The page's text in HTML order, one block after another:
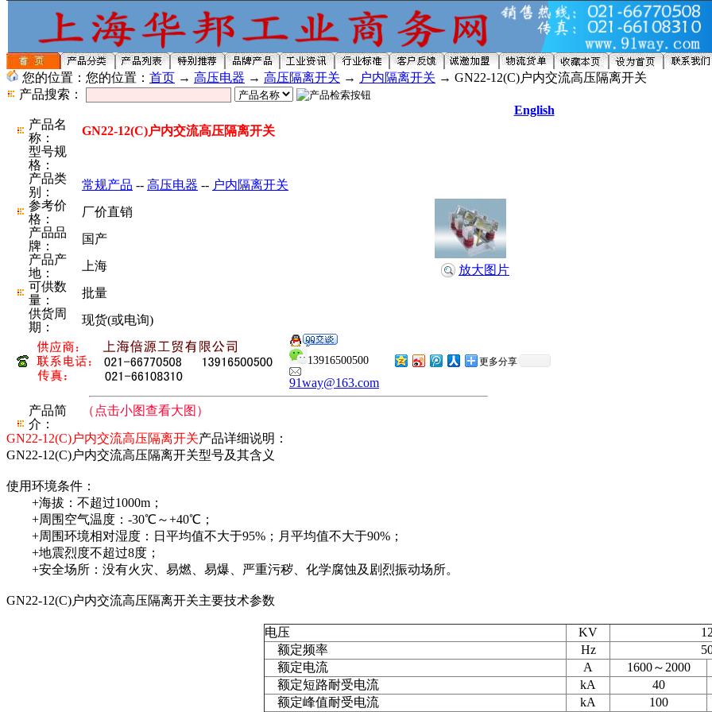
您的位置：您的位置： 首页 → 高压电器 → 高压隔离开关 → 户内隔离开关 → GN22-12(C)户内交流高压隔离开关
产品搜索：
English
产品名
称：
GN22-12(C)户内交流高压隔离开关
型号规
格：
放大图片
产品类
别：
常规产品 -- 高压电器 -- 户内隔离开关
参考价
格：
厂价直销
产品品
牌：
国产
产品产
地：
上海
可供数
量：
批量
供货周
期：
现货(或电询)
13916500500
91way@163.com
更多分享
产品简
介：
（点击小图查看大图）
GN22-12(C)户内交流高压隔离开关产品详细说明：
GN22-12(C)户内交流高压隔离开关型号及其含义
使用环境条件：
+海拔：不超过1000m；
+周围空气温度：-30℃～+40℃；
+周围环境相对湿度：日平均值不大于95%；月平均值不大于90%；
+地震烈度不超过8度；
+安全场所：没有火灾、易燃、易爆、严重污秽、化学腐蚀及剧烈振动场所。
GN22-12(C)户内交流高压隔离开关主要技术参数
电压 KV
12
额定频率
Hz
额定电流
A 1600～2000
额定短路耐受电流
kA 40
额定峰值耐受电流
kA 100